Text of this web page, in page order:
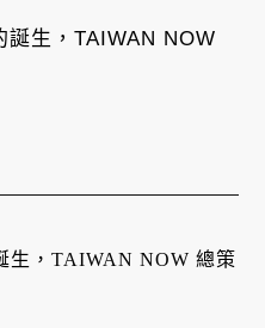
生，TAIWAN NOW
生，TAIWAN NOW 總策